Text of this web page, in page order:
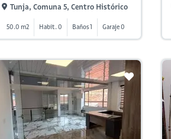
Tunja, Comuna 5, Centro Histórico
50.0 m2 Habit. 0 Baños 1 Garaje 0